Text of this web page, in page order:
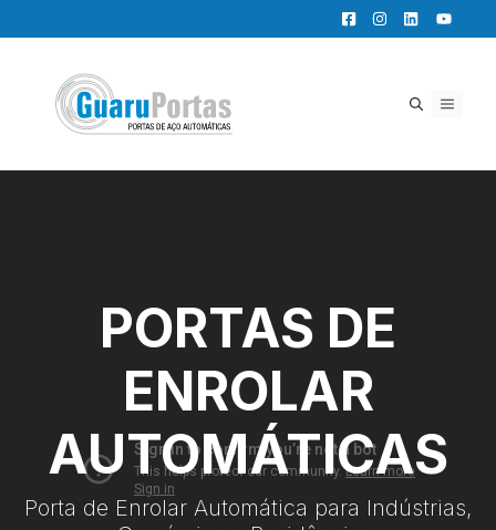
para
conteúdo
MENU
PORTAS DE
ENROLAR
AUTOMÁTICAS
Porta de Enrolar Automática para Indústrias,